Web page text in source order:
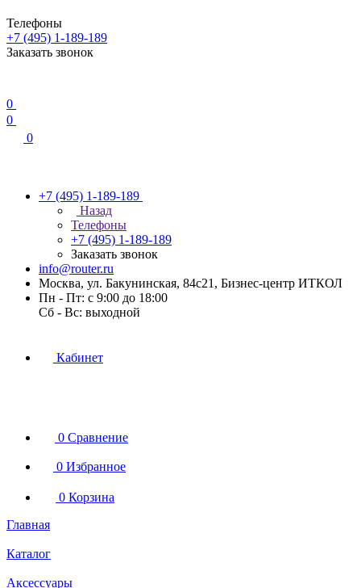
Телефоны
+7 (495) 1-189-189
Заказать звонок
0
0
0
+7 (495) 1-189-189
Назад
Телефоны
+7 (495) 1-189-189
Заказать звонок
info@router.ru
Москва, ул. Бакунинская, 84с21, Бизнес-центр ИТКОЛ
Пн - Пт: с 9:00 до 18:00
Cб - Вс: выходной
Кабинет
0 Сравнение
0 Избранное
0 Корзина
Главная
Каталог
Аксессуары